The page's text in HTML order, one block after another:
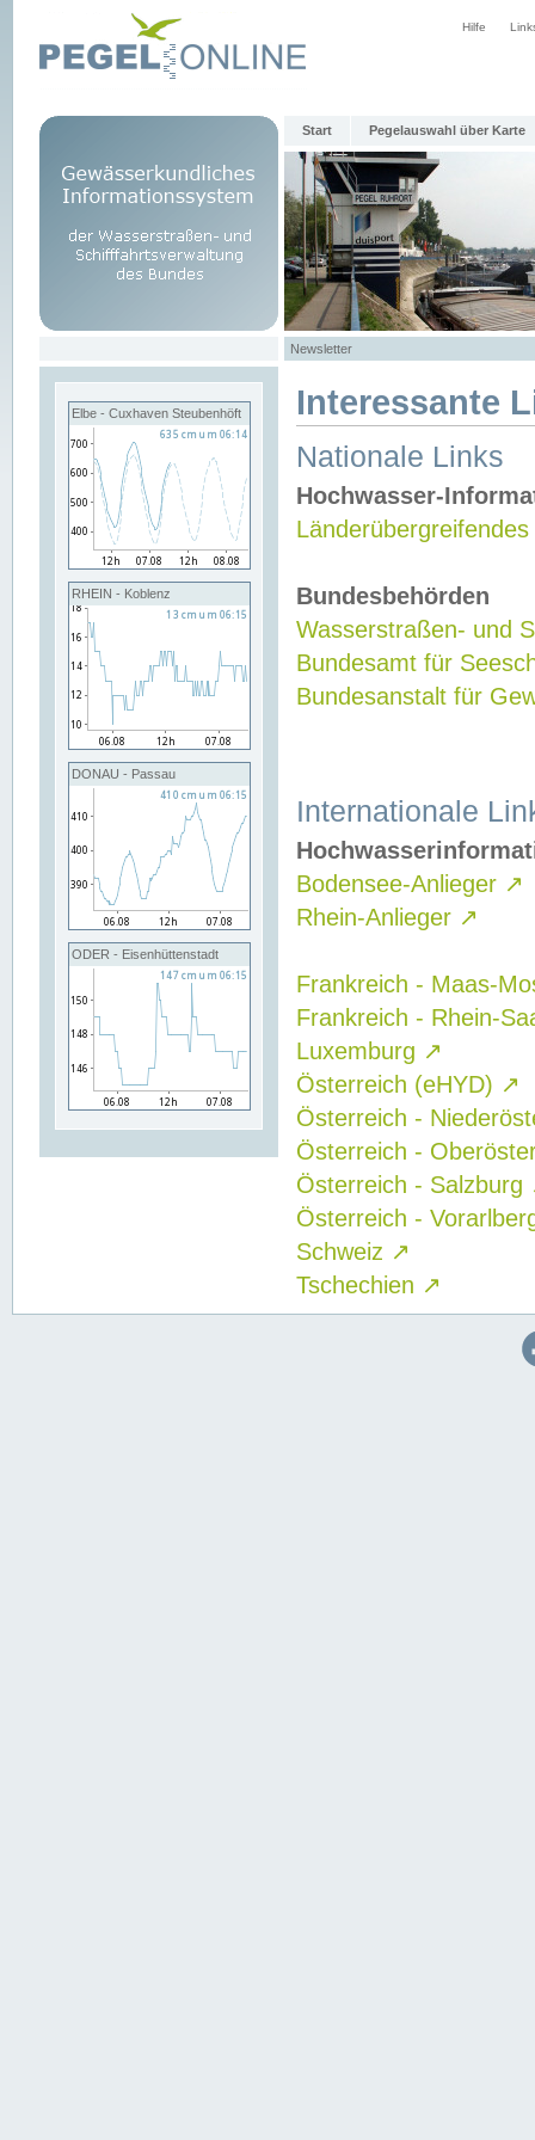
Hilfe
Start Pegelauswahl über Karte
Newsletter
Elbe - Cuxhaven Steubenhöft
RHEIN - Koblenz
DONAU - Passau
ODER - Eisenhüttenstadt
Interessante
Nationale Links
Hochwasser-
Bundesbehörden
Wasserstraßen- und
Bundesamt für
Bundesanstalt für
Internationale
Bodensee-Anlieger ↗
Rhein-Anlieger ↗
Frankreich - Maas-
Frankreich - Rhein-
Luxemburg ↗
Österreich (eHYD) ↗
Österreich -
Österreich -
Österreich - Salzburg
Österreich -
Schweiz ↗
Tschechien ↗